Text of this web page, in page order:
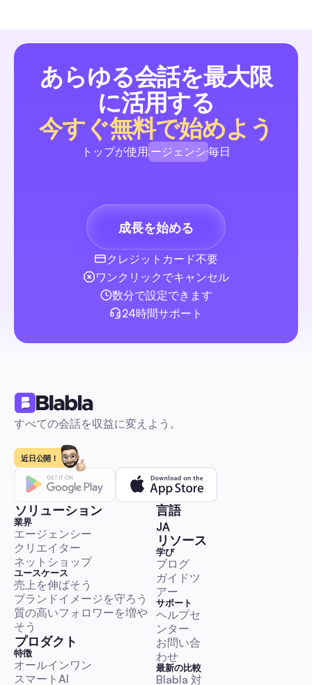
インスタグラム有料投稿：リード獲得＆会話を広げる
初心者向けのステップバイステップガイドです。Ads Manager
ペーンを強化するタイミングと構築するタイミングを示し、チ
リスト、コスト範囲、ターゲティングの指針、すぐに使えるコ
やDMの自動化フローが含まれています。テンプレートとガイ
検索エンジン最適化サイト: SMBがランクを上げリー
するための2026年完全ガイド
無料のSEOサイトとソーシャルメディアのコメントやDMの自
み合わせる方法を示す、実用的かつ予算重視のロードマップ。
ャルメディアマネージャーや小規模事業のオーナー向けに、厳
たツール、コピー＆ペーストのワークフロー、テンプレート、
Instagram広告：オーストラリアの小企業向け、2026
全ガイド。設定、クリエイティブ、オートメーション
て
初心者でも安心のステップバイステップガイドです。ピクセル
ターゲット選定、予算管理、オーストラリアのコストベンチマ
クリエイティブテンプレート、A/Bテスト、そしてリージェン
ROI証明のための自動化（DMファネル、コメント管理）が含ま
ます。余分な手間はかけずに簡単に実行できます。
販売とリード生成
Facebook広告：サウジアラビア企業向け2026年完全
— ターゲティング、アラビア語クリエイティブ & 自動
サウジアラビアのオーディエンス向けにFacebook広告を設定
するための実践的なステップバイステップのプレイブック。広
ージャーの使い方、ターゲティングと予算の基準、すぐに使え
あらゆる会話を最大限
に活用する
今すぐ無料で始めよう
トップが使用
エージェンシー
クリエイター
エージェンシー毎日
成長を始める
クレジットカード不要
ワンクリックでキャンセル
数分で設定できます
24時間サポート
すべての会話を収益に変えよう。
近日公開！
ソリューション
業界
エージェンシー
クリエイター
ネットショップ
ユースケース
売上を伸ばそう
ブランドイメージを守ろう
質の高いフォロワーを増や
そう
プロダクト
特徴
オールインワン
スマートAI
リソース
学び
ブログ
ガイドツ
アー
サポート
ヘルプセ
ンター
お問い合
わせ
最新の比較
Blabla 対
言語
JA